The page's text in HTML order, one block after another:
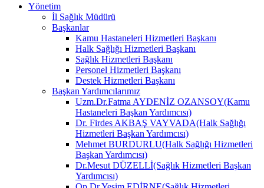
Yönetim
İl Sağlık Müdürü
Başkanlar
Kamu Hastaneleri Hizmetleri Başkanı
Halk Sağlığı Hizmetleri Başkanı
Sağlık Hizmetleri Başkanı
Personel Hizmetleri Başkanı
Destek Hizmetleri Başkanı
Başkan Yardımcılarımız
Uzm.Dr.Fatma AYDENİZ OZANSOY(Kamu
Hastaneleri Başkan Yardımcısı)
Dr. Firdes AKBAŞ VAYVADA(Halk Sağlığı
Hizmetleri Başkan Yardımcısı)
Mehmet BURDURLU(Halk Sağlığı Hizmetleri
Başkan Yardımcısı)
Dr.Mesut DÜZELLİ(Sağlık Hizmetleri Başkan
Yardımcısı)